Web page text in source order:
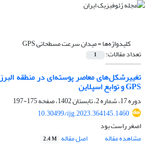
کلیدواژه‌ها =میدان سرعت مسطحاتی GPS
تعداد مقالات: 1
تغییرشکل‌های معاصر پوسته‌ای در منطقه
GPS و توابع اسپلاین
دوره 17، شماره 2، تابستان 1402، صفحه
175-197
10.30499/ijg.2023.364145.1460
اصغر راست بود
مشاهده مقاله
اصل مقاله 2.4 M